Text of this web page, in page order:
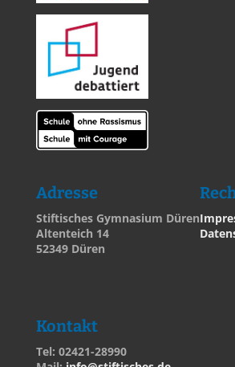
Adresse
Stiftisches Gymnasium Düren
Altenteich 14
52349 Düren
Kontakt
Tel: 02421-28990